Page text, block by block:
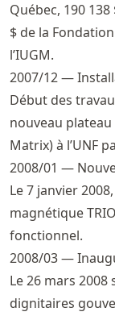
Québec, 190
$ de la
l’IUGM.
2007/12 —
Début des
nouveau
Matrix) à l’UNF
2008/01 —
Le 7 janvier
magnétique
fonctionnel.
2008/03 —
Le 26 mars
dignitaires